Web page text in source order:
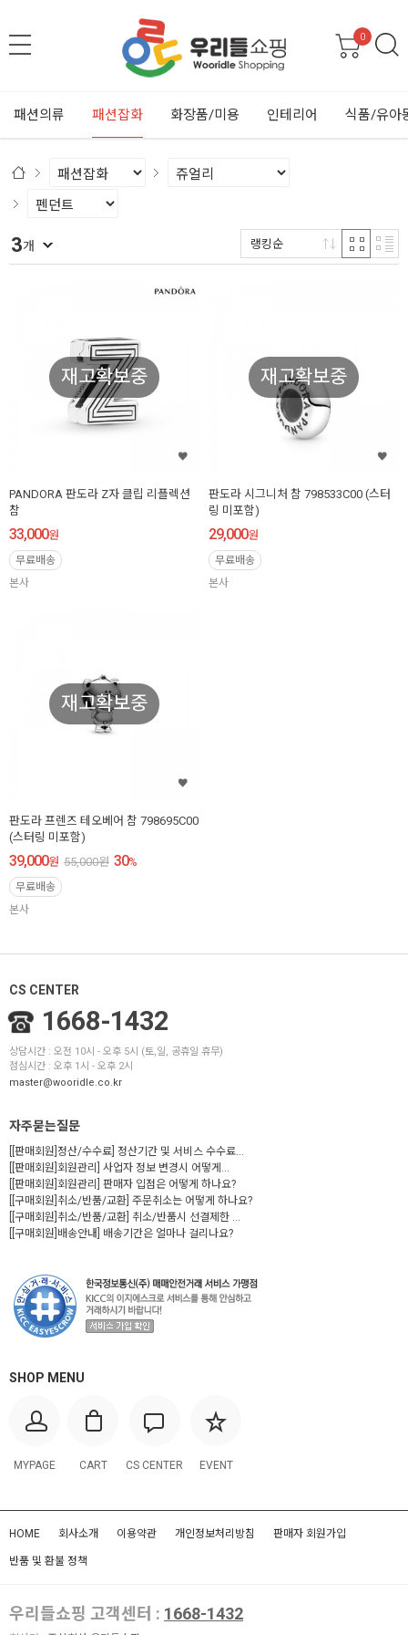
0
패션의류 패션잡화 화장품/미용 인테리어 식품/유아
3개 랭킹순
재고확보중
PANDORA 판도라 Z자 클립 리플렉션
참
33,000원
무료배송
본사
재고확보중
판도라 시그니처 참 798533C00 (스터
링 미포함)
29,000원
무료배송
본사
재고확보중
판도라 프렌즈 테오베어 참 798695C00
(스터링 미포함)
39,000원 55,000원 30%
무료배송
본사
CS CENTER
1668-1432
상담시간 : 오전 10시 - 오후 5시 (토,일, 공휴일 휴무)
점심시간 : 오후 1시 - 오후 2시
master@wooridle.co.kr
자주묻는질문
[[판매회원]정산/수수료] 정산기간 및 서비스 수수료...
[[판매회원]회원관리] 사업자 정보 변경시 어떻게...
[[판매회원]회원관리] 판매자 입점은 어떻게 하나요?
[[구매회원]취소/반품/교환] 주문취소는 어떻게 하나요?
[[구매회원]취소/반품/교환] 취소/반품시 선결제한 ...
[[구매회원]배송안내] 배송기간은 얼마나 걸리나요?
SHOP MENU
MYPAGE CART CS CENTER EVENT
HOME 회사소개 이용약관 개인정보처리방침 판매자 회원가입
반품 및 환불 정책
우리들쇼핑 고객센터 : 1668-1432